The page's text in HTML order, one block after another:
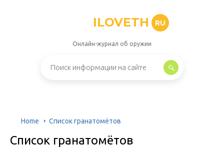
ILOVETH RU
Онлайн-журнал об оружии
Home Список гранатомётов
Список гранатомётов